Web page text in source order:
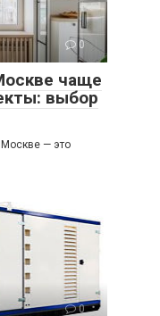
0
чаще
выбор
— это
0